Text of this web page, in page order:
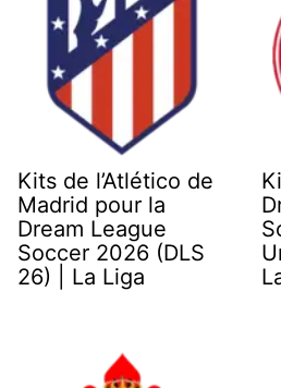
Kits de l’Atlético de
Madrid pour la
Dream League
Soccer 2026 (DLS
26) | La Liga